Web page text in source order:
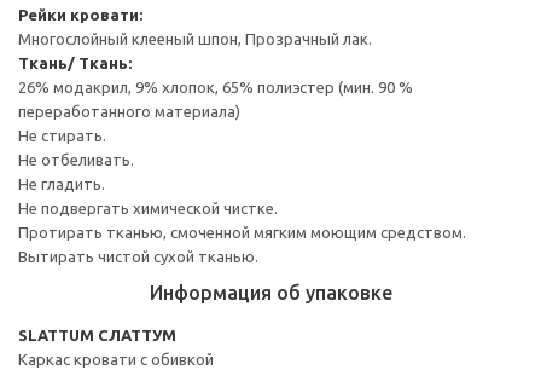
Рейки кровати:
Многослойный клееный шпон, Прозрачный лак.
Ткань/ Ткань:
26% модакрил, 9% хлопок, 65% полиэстер (мин. 90 %
переработанного материала)
Не стирать.
Не отбеливать.
Не гладить.
Не подвергать химической чистке.
Протирать тканью, смоченной мягким моющим средством.
Вытирать чистой сухой тканью.
Информация об упаковке
SLATTUM СЛАТТУМ
Каркас кровати с обивкой